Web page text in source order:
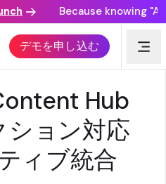
Because knowing
デモを申し込む
CHILI の公開
Hub
ション対応
ィブ統合